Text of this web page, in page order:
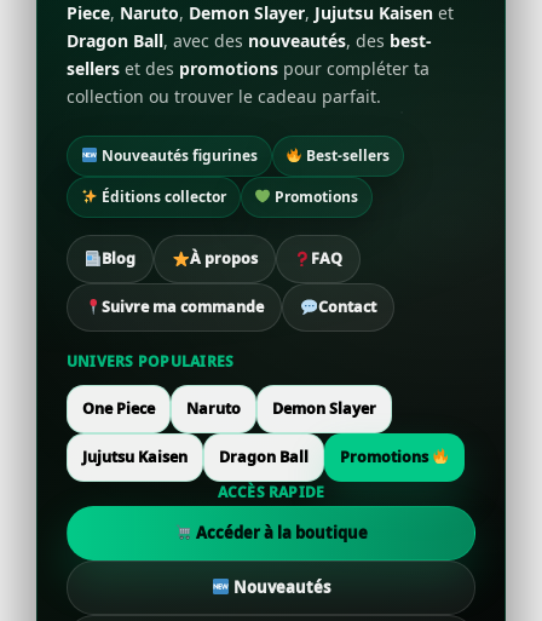
Piece, Naruto, Demon Slayer, Jujutsu Kaisen et
Dragon Ball, avec des nouveautés, des best-
sellers et des promotions pour compléter ta
collection ou trouver le cadeau parfait.
Nouveautés figurines
Best-sellers
Éditions collector
Promotions
Blog À propos FAQ
Suivre ma commande Contact
UNIVERS POPULAIRES
One Piece Naruto Demon Slayer
Jujutsu Kaisen Dragon Ball
Promotions
ACCÈS RAPIDE
Accéder à la boutique
Nouveautés